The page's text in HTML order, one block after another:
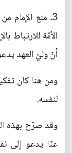
3ـ منع الإمام
الأمّة للارتباط
أنّ وليّ العهد
ومن هنا كان
لنفسه.
وقد صرّح بهذه
عنّا يدعو إلى